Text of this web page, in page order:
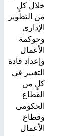
خلال كلٍ
من التطوير
الإدارى
وحوكمة
الأعمال
وإعداد قادة
التغيير فى
كلٍ من
القطاع
الحكومى
وقطاع
الأعمال